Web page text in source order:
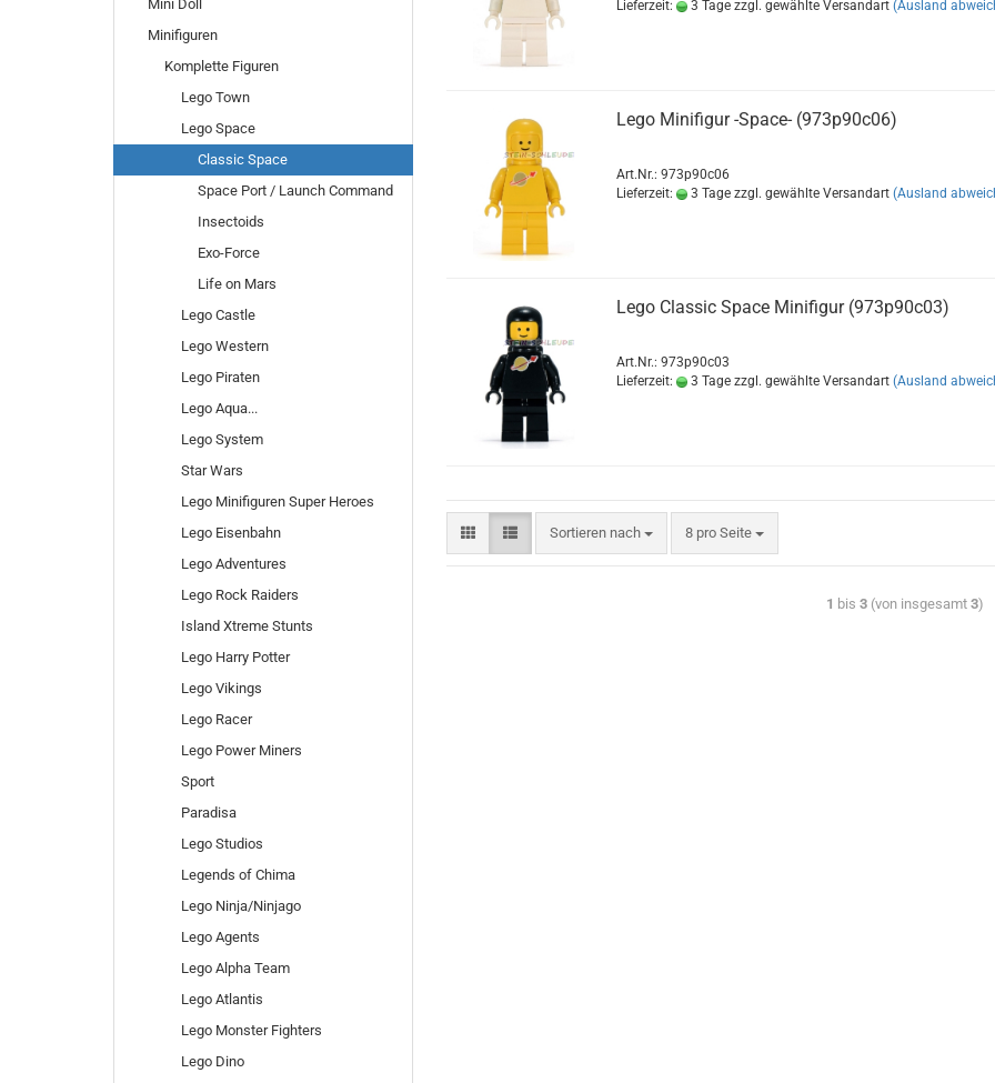
Lieferzeit:
3 Tage zzgl. gewählte Versandart (Ausland
Lego Minifigur -Space- (973p90c06)
Art.Nr.: 973p90c06
Lieferzeit:
3 Tage zzgl. gewählte Versandart (Ausland
Lego Classic Space Minifigur (973p90c03)
Art.Nr.: 973p90c03
Lieferzeit:
3 Tage zzgl. gewählte Versandart (Ausland
Sortieren nach 8 pro Seite
1 bis 3(von insgesamt 3)
Mini Doll
Minifiguren
Komplette Figuren
Lego Town
Lego Space
Classic Space
Space Port / Launch Command
Insectoids
Exo-Force
Life on Mars
Lego Castle
Lego Western
Lego Piraten
Lego Aqua...
Lego System
Star Wars
Lego Minifiguren Super Heroes
Lego Eisenbahn
Lego Adventures
Lego Rock Raiders
Island Xtreme Stunts
Lego Harry Potter
Lego Vikings
Lego Racer
Lego Power Miners
Sport
Paradisa
Lego Studios
Legends of Chima
Lego Ninja/Ninjago
Lego Agents
Lego Alpha Team
Lego Atlantis
Lego Monster Fighters
Lego Dino